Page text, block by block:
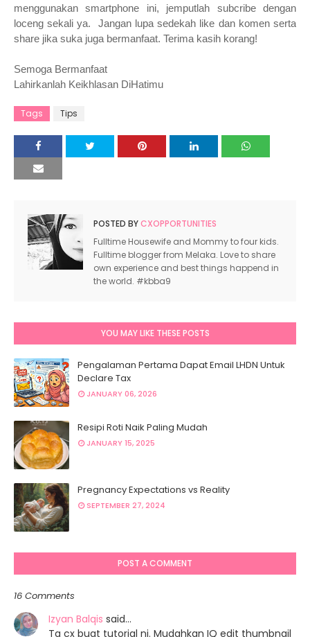
menggunakan smartphone ini, jemputlah subcribe dengan
loceng sekali ya. Jangan lupa sedekah like dan komen serta
share jika suka juga bermanfaat. Terima kasih korang!
Semoga Bermanfaat
Lahirkanlah Keikhlasan DiHatimu
Tags Tips
POSTED BYCXOPPORTUNITIES
Fulltime Housewife and Mommy to four kids.
Fulltime blogger from Melaka. Love to share
own experience and best things happend in
the world. #kbba9
YOU MAY LIKE THESE POSTS
Pengalaman Pertama Dapat Email LHDN Untuk
Declare Tax
JANUARY 06, 2026
Resipi Roti Naik Paling Mudah
JANUARY 15, 2025
Pregnancy Expectations vs Reality
SEPTEMBER 27, 2024
POST A COMMENT
16 Comments
Izyan Balqis said…
Tq cx buat tutorial ni. Mudahkan IQ edit thumbnail